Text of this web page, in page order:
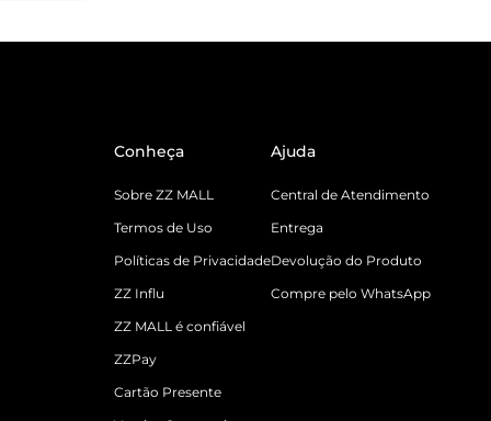
Conheça
Sobre ZZ MALL
Termos de Uso
Políticas de Privacidade
ZZ Influ
ZZ MALL é confiável
ZZPay
Cartão Presente
Ajuda
Central de Atendimento
Entrega
Devolução do Produto
Compre pelo WhatsApp